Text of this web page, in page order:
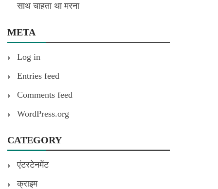
साथ चाहता था मरना
META
Log in
Entries feed
Comments feed
WordPress.org
CATEGORY
एंटरटेनमेंट
क्राइम